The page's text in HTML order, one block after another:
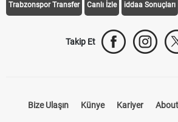
Trabzonspor Transfer Canlı İzle iddaa Sonuçları
Takip Et
Bize Ulaşın Künye Kariyer